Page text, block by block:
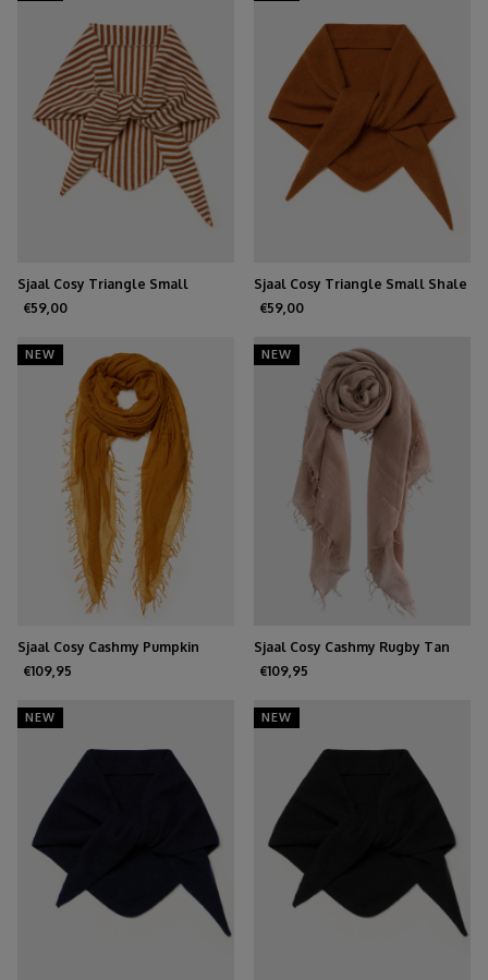
Sjaal Cosy Triangle Small
Shale/Maritime White
€59,00
Sjaal Cosy Triangle Small Shale
€59,00
NEW
Sjaal Cosy Cashmy Pumpkin
Spice
€109,95
NEW
Sjaal Cosy Cashmy Rugby Tan
€109,95
NEW NEW